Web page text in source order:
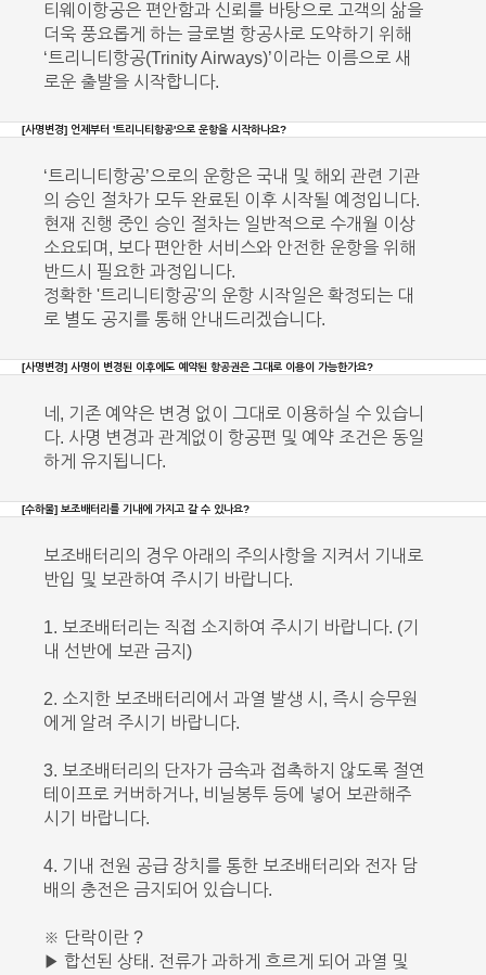
티웨이항공은 편안함과 신뢰를 바탕으로 고객의 삶을
더욱 풍요롭게 하는 글로벌 항공사로 도약하기 위해
‘트리니티항공(Trinity Airways)’이라는 이름으로 새
로운 출발을 시작합니다.
[사명변경] 언제부터 '트리니티항공'으로 운항을 시작하나요?
‘트리니티항공’으로의 운항은 국내 및 해외 관련 기관
의 승인 절차가 모두 완료된 이후 시작될 예정입니다.
현재 진행 중인 승인 절차는 일반적으로 수개월 이상
소요되며, 보다 편안한 서비스와 안전한 운항을 위해
반드시 필요한 과정입니다.
정확한 '트리니티항공'의 운항 시작일은 확정되는 대
로 별도 공지를 통해 안내드리겠습니다.
[사명변경] 사명이 변경된 이후에도 예약된 항공권은 그대로 이용이 가능한가요?
네, 기존 예약은 변경 없이 그대로 이용하실 수 있습니
다. 사명 변경과 관계없이 항공편 및 예약 조건은 동일
하게 유지됩니다.
[수하물] 보조배터리를 기내에 가지고 갈 수 있나요?
보조배터리의 경우 아래의 주의사항을 지켜서 기내로
반입 및 보관하여 주시기 바랍니다.
1. 보조배터리는 직접 소지하여 주시기 바랍니다. (기
내 선반에 보관 금지)
2. 소지한 보조배터리에서 과열 발생 시, 즉시 승무원
에게 알려 주시기 바랍니다.
3. 보조배터리의 단자가 금속과 접촉하지 않도록 절연
테이프로 커버하거나, 비닐봉투 등에 넣어 보관해주
시기 바랍니다.
4. 기내 전원 공급 장치를 통한 보조배터리와 전자 담
배의 충전은 금지되어 있습니다.
※ 단락이란 ?
▶ 합선된 상태. 전류가 과하게 흐르게 되어 과열 및